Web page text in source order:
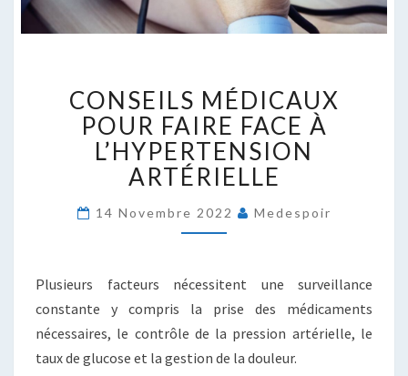
MÉDICAUX
POUR
FAIRE
FACE
À
ARTÉRIELLE
CONSEILS MÉDICAUX
POUR FAIRE FACE À
L’HYPERTENSION
ARTÉRIELLE
14 Novembre 2022 Medespoir
Plusieurs facteurs nécessitent une surveillance
constante y compris la prise des médicaments
nécessaires, le contrôle de la pression artérielle, le
taux de glucose et la gestion de la douleur.